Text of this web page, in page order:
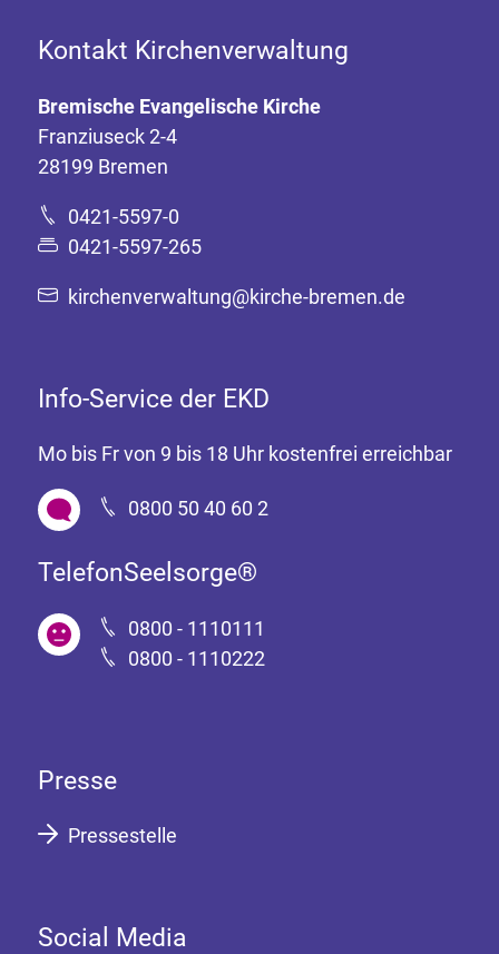
Kontakt Kirchenverwaltung
Bremische Evangelische Kirche
Franziuseck 2-4
28199 Bremen
0421-5597-0
0421-5597-265
kirchenverwaltung@kirche-bremen.de
Info-Service der EKD
Mo bis Fr von 9 bis 18 Uhr kostenfrei erreichbar
0800 50 40 60 2
TelefonSeelsorge®
0800 - 1110111
0800 - 1110222
Presse
Pressestelle
Social Media